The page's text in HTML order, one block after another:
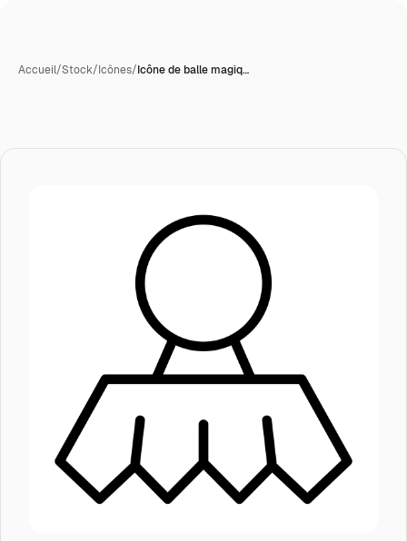
Accueil/Stock/Icônes/Icône de balle magiq…